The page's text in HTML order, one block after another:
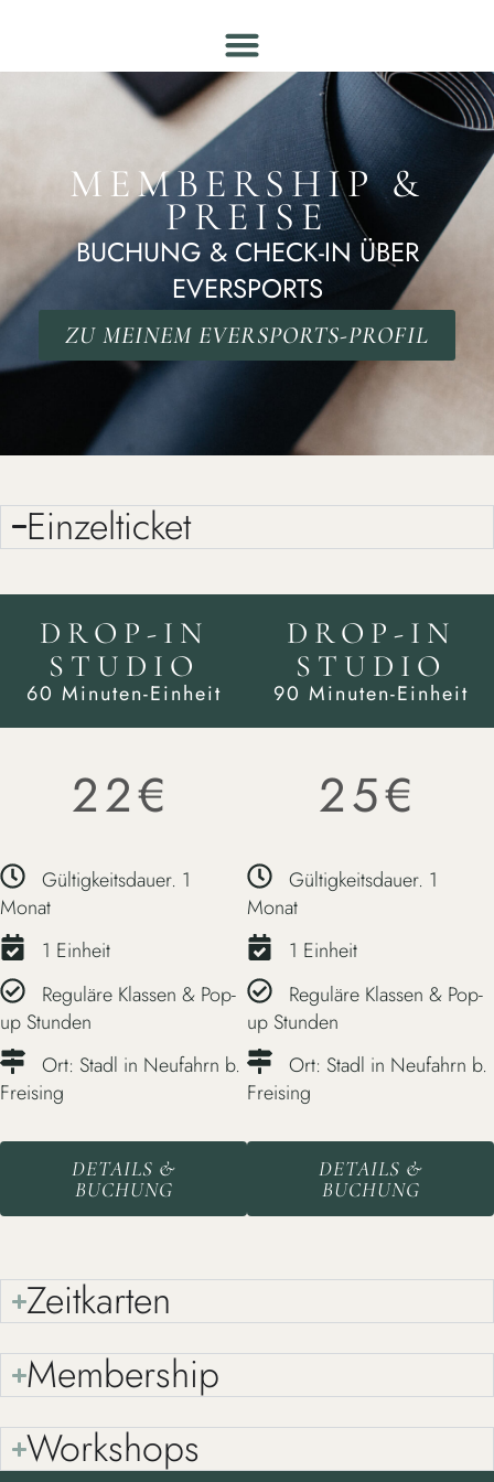
MEMBERSHIP &
PREISE
BUCHUNG & CHECK-IN ÜBER
EVERSPORTS
ZU MEINEM EVERSPORTS-PROFIL
Einzelticket
DROP-IN
STUDIO
60 Minuten-Einheit
22€
Gültigkeitsdauer. 1
Monat
1 Einheit
Reguläre Klassen & Pop-
up Stunden
Ort: Stadl in Neufahrn b.
Freising
DETAILS &
BUCHUNG
DROP-IN
STUDIO
90 Minuten-Einheit
25€
Gültigkeitsdauer. 1
Monat
1 Einheit
Reguläre Klassen & Pop-
up Stunden
Ort: Stadl in Neufahrn b.
Freising
DETAILS &
BUCHUNG
Zeitkarten
Membership
Workshops